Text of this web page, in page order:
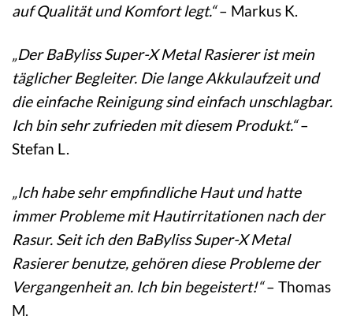
auf Qualität und Komfort legt.“– Markus K.
„Der BaByliss Super-X Metal Rasierer ist mein
täglicher Begleiter. Die lange Akkulaufzeit und
die einfache Reinigung sind einfach unschlagbar.
Ich bin sehr zufrieden mit diesem Produkt.“–
Stefan L.
„Ich habe sehr empfindliche Haut und hatte
immer Probleme mit Hautirritationen nach der
Rasur. Seit ich den BaByliss Super-X Metal
Rasierer benutze, gehören diese Probleme der
Vergangenheit an. Ich bin begeistert!“– Thomas
M.